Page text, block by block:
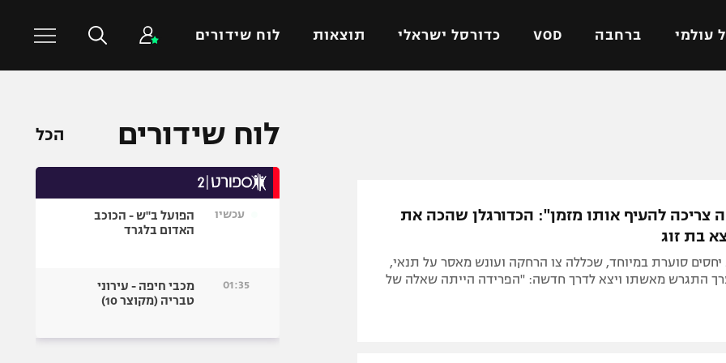
עולמי ברחבה VOD כדורסל ישראלי תוצאות לוח שידורים
ישראל
ליגה גרמנית
ליגה איטלקית
מכבי תל אביב
הפועל ירושלים
כדורסל עולמי
כדוריד
כדורעף
שחייה
ספורט אולימפי
צריכה להעיף אותו מזמן": הכדורגלן שהכה את
בת זוג
סוערת במיוחד, שכללה צו הרחקה ועונש מאסר על תנאי,
התגרש מאשתו ויצא לדרך חדשה: "הפרידה הייתה שאלה של
לוח שידורים הכל
עכשיו
הפועל ב"ש - הכוכב
האדום בלגרד
01:35
מכבי חיפה - עירוני
טבריה (מקוצר 10)